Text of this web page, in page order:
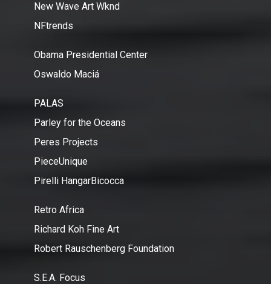
New Wave Art Wknd
NFtrends
Obama Presidential Center
Oswaldo Maciá
PALAS
Parley for the Oceans
Peres Projects
PieceUnique
Pirelli HangarBicocca
Retro Africa
Richard Koh Fine Art
Robert Rauschenberg Foundation
S.E.A. Focus